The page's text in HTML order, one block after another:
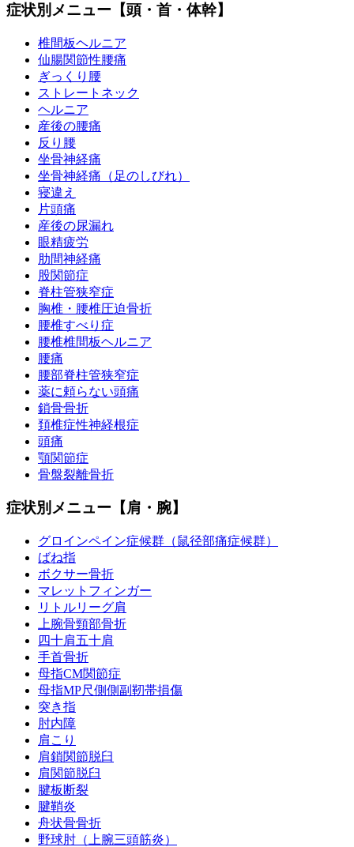
症状別メニュー【頭・首・体幹】
椎間板ヘルニア
仙腸関節性腰痛
ぎっくり腰
ストレートネック
ヘルニア
産後の腰痛
反り腰
坐骨神経痛
坐骨神経痛（足のしびれ）
寝違え
片頭痛
産後の尿漏れ
眼精疲労
肋間神経痛
股関節症
脊柱管狭窄症
胸椎・腰椎圧迫骨折
腰椎すべり症
腰椎椎間板ヘルニア
腰痛
腰部脊柱管狭窄症
薬に頼らない頭痛
鎖骨骨折
頚椎症性神経根症
頭痛
顎関節症
骨盤裂離骨折
症状別メニュー【肩・腕】
グロインペイン症候群（鼠径部痛症候群）
ばね指
ボクサー骨折
マレットフィンガー
リトルリーグ肩
上腕骨頸部骨折
四十肩五十肩
手首骨折
母指CM関節症
母指MP尺側側副靭帯損傷
突き指
肘内障
肩こり
肩鎖関節脱臼
肩関節脱臼
腱板断裂
腱鞘炎
舟状骨骨折
野球肘（上腕三頭筋炎）